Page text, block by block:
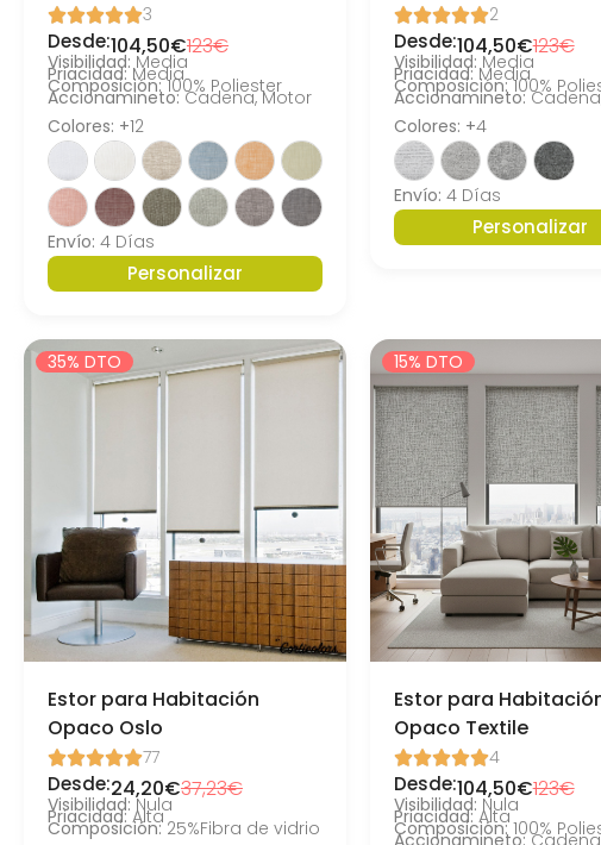
3
Desde:104,50€123€
Visibilidad: Media
Priacidad:Media
Composición:100% Poliester
Accionamineto:Cadena, Motor
Colores: +12
Envío: 4 Días
Personalizar
2
Desde:104,50€123€
Visibilidad: Media
Priacidad:Media
Composición:100%
Accionamineto:
Colores: +4
Envío: 4 Días
Personalizar
35% DTO
Estor para Habitación
Opaco Oslo
77
Desde:24,20€37,23€
Visibilidad: Nula
Priacidad:Alta
Composición: 25%Fibra de vidrio
15% DTO
Estor para
Opaco Textile
4
Desde:104,50€123€
Visibilidad: Nula
Priacidad:Alta
Composición:100%
Accionamineto: